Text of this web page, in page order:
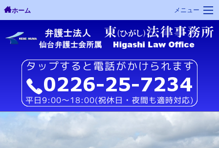
ホーム メニュー